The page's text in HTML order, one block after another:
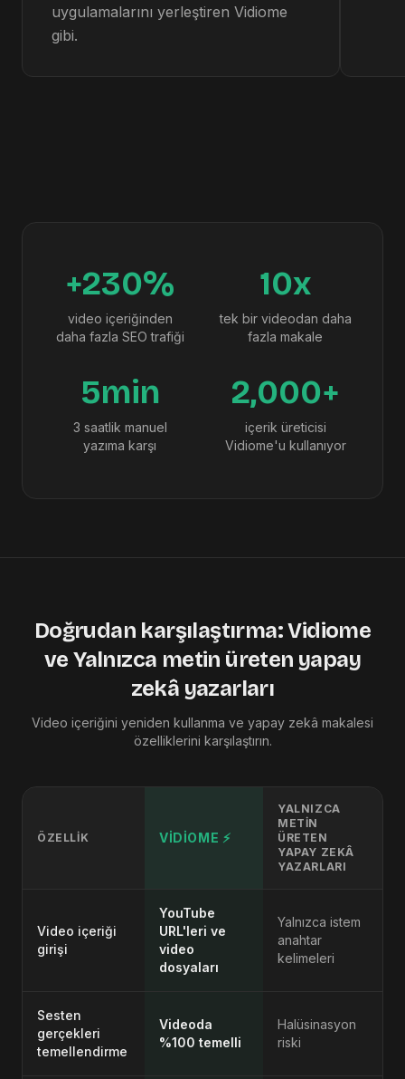
uygulamalarını yerleştiren Vidiome
gibi.
+230%
video içeriğinden
daha fazla SEO trafiği
10x
tek bir videodan daha
fazla makale
5min
3 saatlik manuel
yazıma karşı
2,000+
içerik üreticisi
Vidiome'u kullanıyor
Doğrudan karşılaştırma: Vidiome
ve Yalnızca metin üreten yapay
zekâ yazarları
Video içeriğini yeniden kullanma ve yapay zekâ makalesi
özelliklerini karşılaştırın.
ÖZELLIK VIDIOME ⚡
YALNIZCA
METIN
ÜRETEN
YAPAY ZEKÂ
YAZARLARI
Video içeriği
girişi
YouTube
URL'leri ve
video
dosyaları
Yalnızca istem
anahtar
kelimeleri
Sesten
gerçekleri
temellendirme
Videoda
%100 temelli
Halüsinasyon
riski